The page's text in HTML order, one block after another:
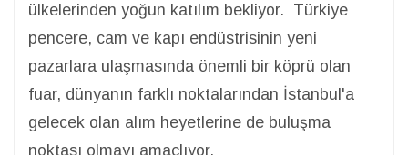
ülkelerinden yoğun katılım bekliyor. Türkiye
pencere, cam ve kapı endüstrisinin yeni
pazarlara ulaşmasında önemli bir köprü olan
fuar, dünyanın farklı noktalarından İstanbul'a
gelecek olan alım heyetlerine de buluşma
noktası olmayı amaçlıyor.